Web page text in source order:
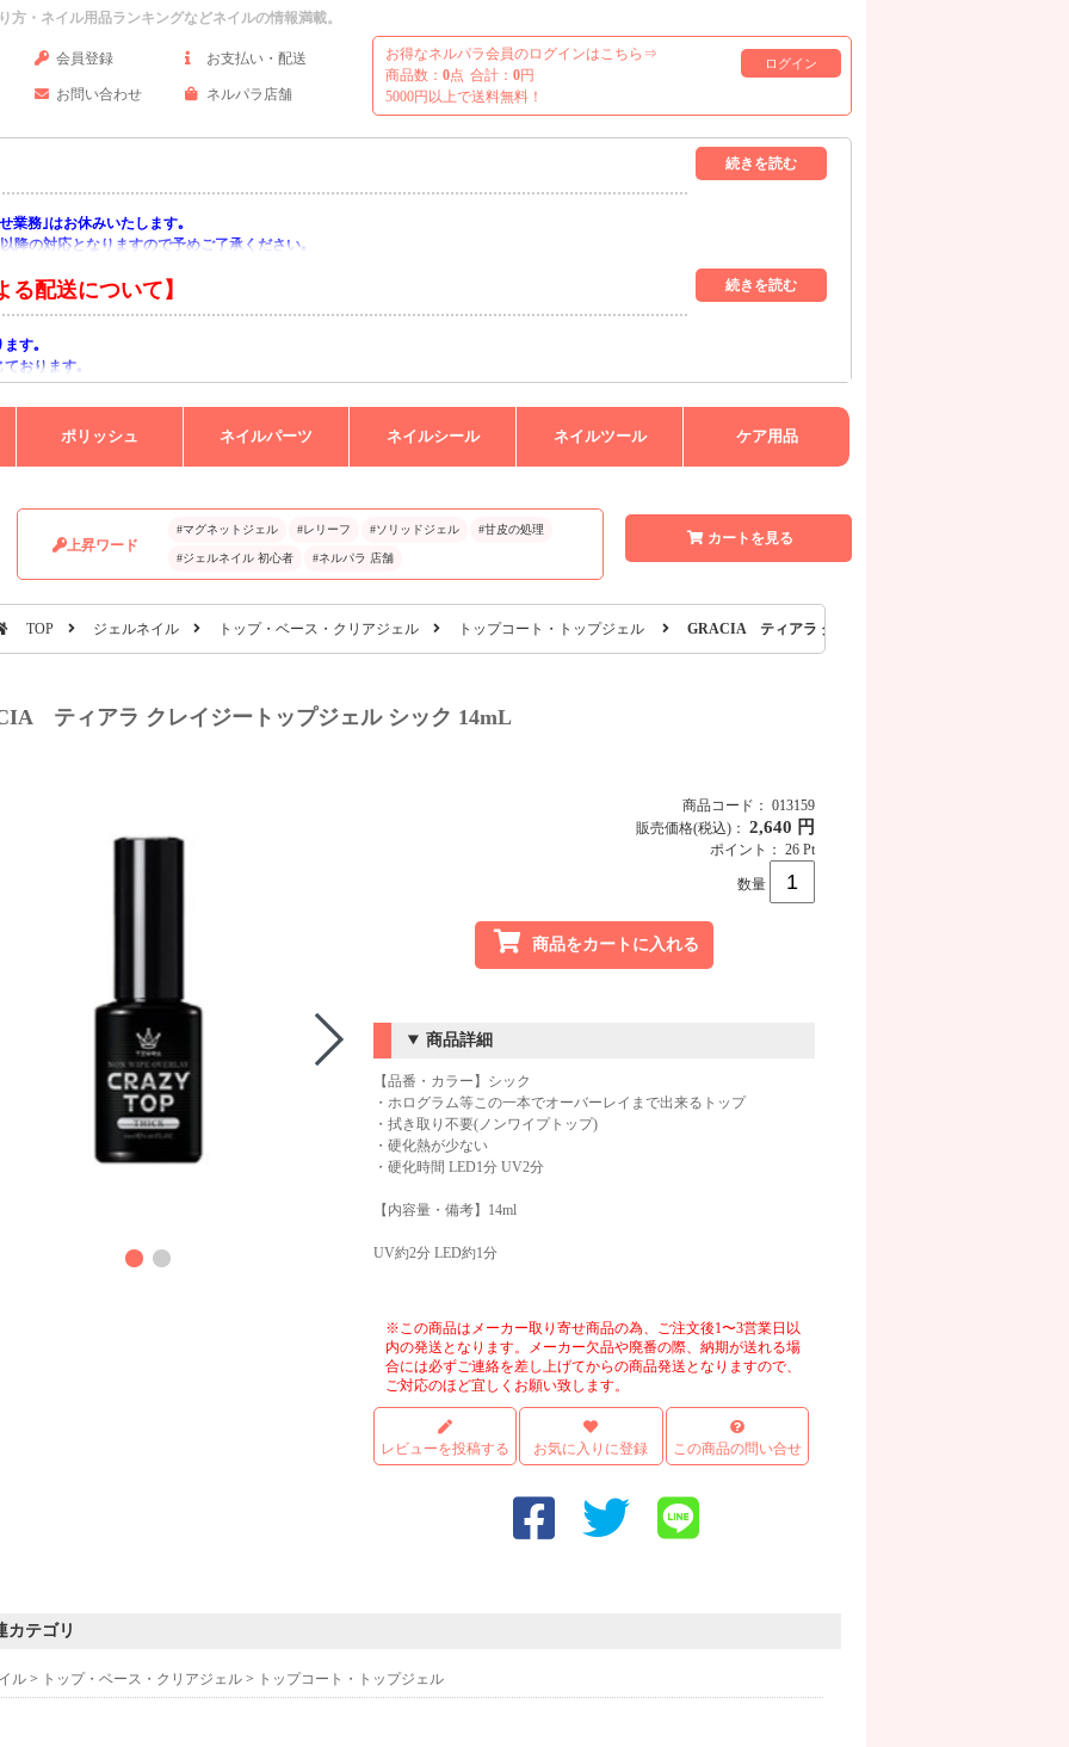
・ネイル用品ランキングなどネイルの情報満載。
会員登録 お支払い・配送
お問い合わせ ネルパラ店舗
お得なネルパラ会員のログインはこちら⇒
ログイン
商品数： 0点 合計： 0円
5000円以上で送料無料！
業務｣はお休みいたします｡
降の対応となりますので予めご了承ください｡
る配送について】
ます｡
おります｡
すようお願い申し上げます｡
ポリッシュ ネイルパーツ ネイルシール ネイルツール ケア用品
上昇ワード
#マグネットジェル #レリーフ #ソリッドジェル #甘皮の処理
#ジェルネイル 初心者 #ネルパラ 店舗
カートを見る
TOP ジェルネイル トップ・ベース・クリアジェル トップコート・トップジェル GRACIA ティアラ クレイジートップジェル シック 14mL
ティアラ クレイジートップジェル シック 14mL
商品画像
商品コード： 013159
販売価格(税込)： 2,640 円
ポイント： 26 Pt
数量
商品をカートに入れる
商品詳細
【品番・カラー】シック
・ホログラム等この一本でオーバーレイまで出来るトップ
・拭き取り不要(ノンワイプトップ)
・硬化熱が少ない
・硬化時間 LED1分 UV2分
【内容量・備考】14ml
UV約2分 LED約1分
※この商品はメーカー取り寄せ商品の為、ご注文後1〜3営業日以
内の発送となります。メーカー欠品や廃番の際、納期が送れる場
合には必ずご連絡を差し上げてからの商品発送となりますので、
ご対応のほど宜しくお願い致します。
レビューを投稿する お気に入りに登録 この商品の問い合せ
カテゴリ
ル > トップ・ベース・クリアジェル > トップコート・トップジェル